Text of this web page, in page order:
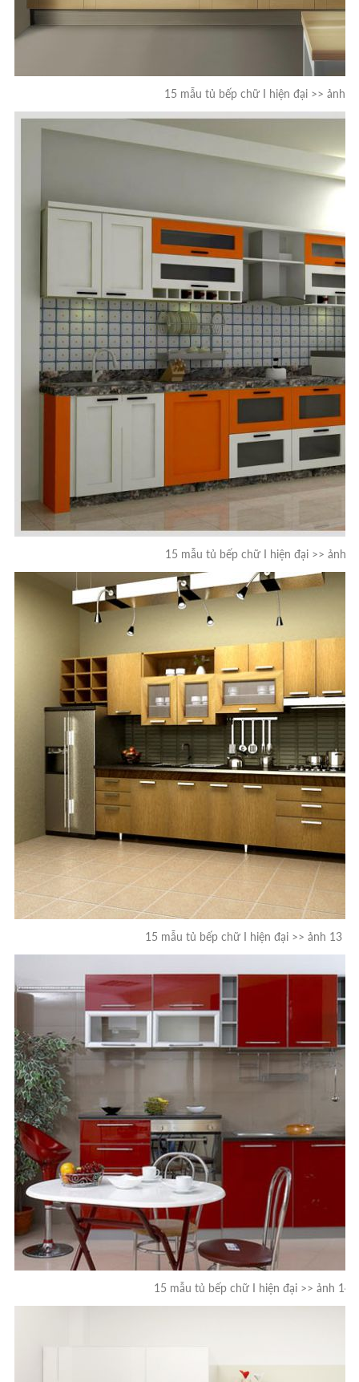
15 mẫu tủ bếp chữ I hiện đại >> ảnh
15 mẫu tủ bếp chữ I hiện đại >> ảnh
15 mẫu tủ bếp chữ I hiện đại >> ảnh 13
15 mẫu tủ bếp chữ I hiện đại >> ảnh 14